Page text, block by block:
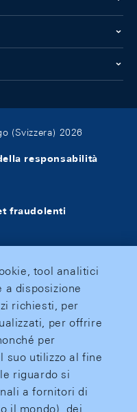
(Svizzera) 2026
responsabilità
fraudolenti
tool analitici
a disposizione
richiesti, per
per offrire
per
suo utilizzo al fine
riguardo si
a fornitori di
il mondo), dei